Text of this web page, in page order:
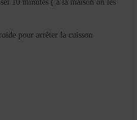
10 minutes ( à la maison on les
pour arrêter la cuisson